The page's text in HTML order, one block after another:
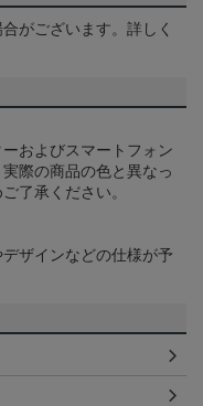
がございます。詳しく
およびスマートフォン
際の商品の色と異なっ
了承ください。
ザインなどの仕様が予